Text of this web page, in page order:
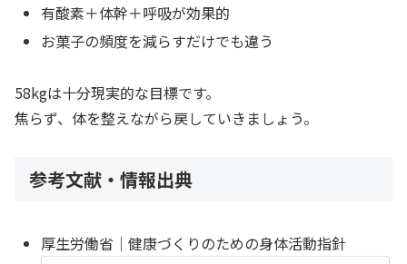
有酸素＋体幹＋呼吸が効果的
お菓子の頻度を減らすだけでも違う
58kgは十分現実的な目標です。
焦らず、体を整えながら戻していきましょう。
参考文献・情報出典
厚生労働省｜健康づくりのための身体活動指針